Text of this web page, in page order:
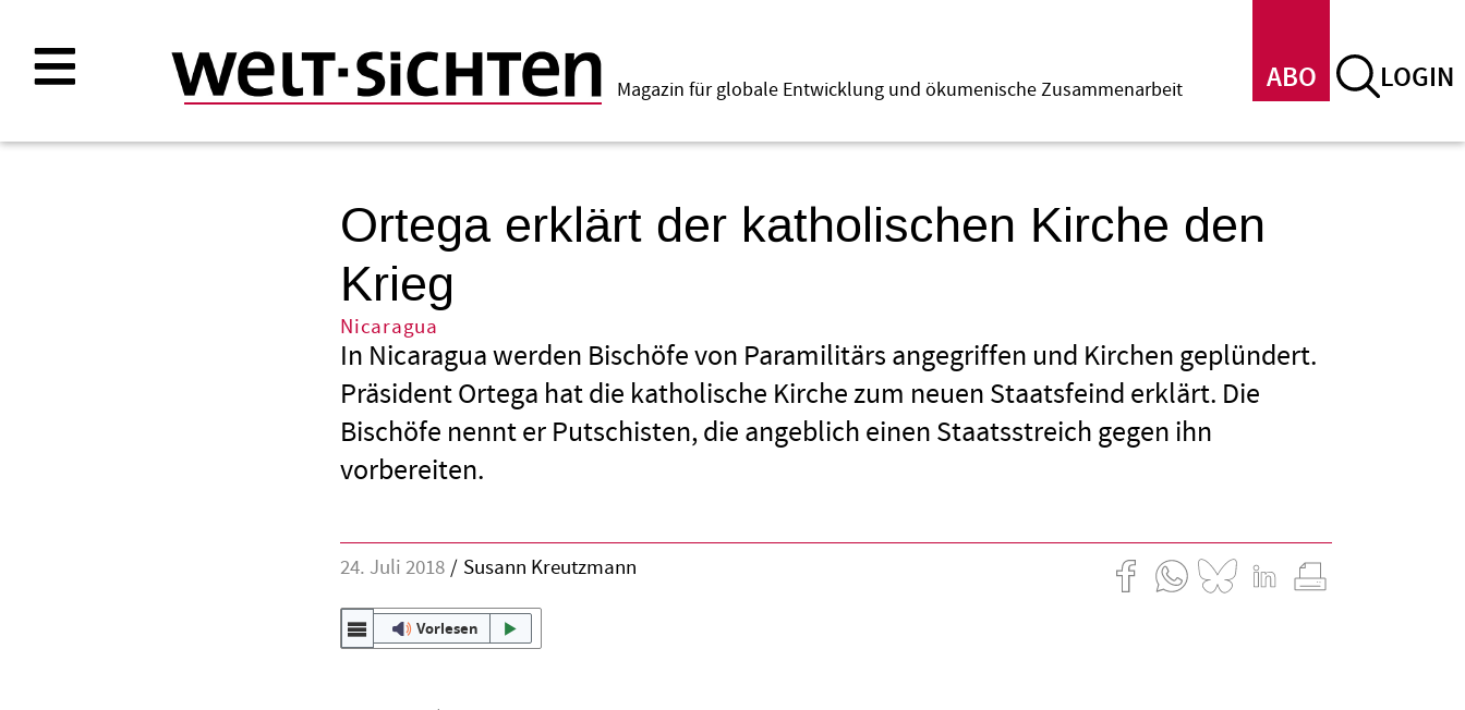
Inhalt
ABO LOGIN
Magazin für globale Entwicklung und ökumenische Zusammenarbeit
Ortega erklärt der katholischen Kirche den
Krieg
Nicaragua
In Nicaragua werden Bischöfe von Paramilitärs angegriffen und Kirchen geplündert.
Präsident Ortega hat die katholische Kirche zum neuen Staatsfeind erklärt. Die
Bischöfe nennt er Putschisten, die angeblich einen Staatsstreich gegen ihn
vorbereiten.
24. Juli 2018 Susann Kreutzmann
Vorlesen